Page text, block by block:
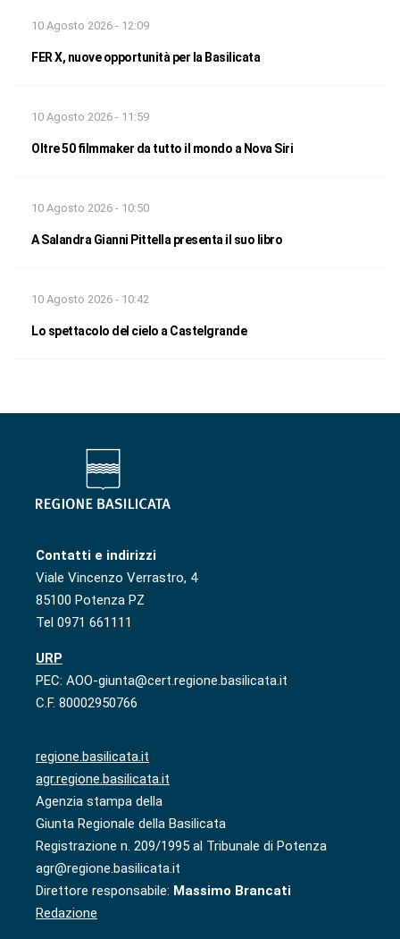
10 Agosto 2026 - 12:09
FER X, nuove opportunità per la Basilicata
10 Agosto 2026 - 11:59
Oltre 50 filmmaker da tutto il mondo a Nova Siri
10 Agosto 2026 - 10:50
A Salandra Gianni Pittella presenta il suo libro
10 Agosto 2026 - 10:42
Lo spettacolo del cielo a Castelgrande
Contatti e indirizzi
Viale Vincenzo Verrastro, 4
85100 Potenza PZ
Tel 0971 661111
URP
PEC: AOO-giunta@cert.regione.basilicata.it
C.F. 80002950766
regione.basilicata.it
agr.regione.basilicata.it
Agenzia stampa della
Giunta Regionale della Basilicata
Registrazione n. 209/1995 al Tribunale di Potenza
agr@regione.basilicata.it
Direttore responsabile: Massimo Brancati
Redazione